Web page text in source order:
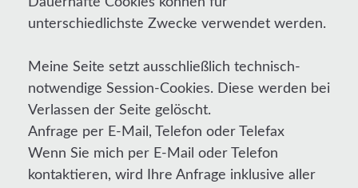
unterschiedlichste Zwecke verwendet werden.
Meine Seite setzt ausschließlich technisch-
notwendige Session-Cookies. Diese werden bei
Verlassen der Seite gelöscht.
Anfrage per E-Mail, Telefon oder Telefax
Wenn Sie mich per E-Mail oder Telefon
kontaktieren, wird Ihre Anfrage inklusive aller